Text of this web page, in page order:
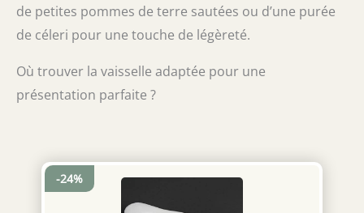
de petites pommes de terre sautées ou d’une purée
de céleri pour une touche de légèreté.
Où trouver la vaisselle adaptée pour une
présentation parfaite ?
-24%